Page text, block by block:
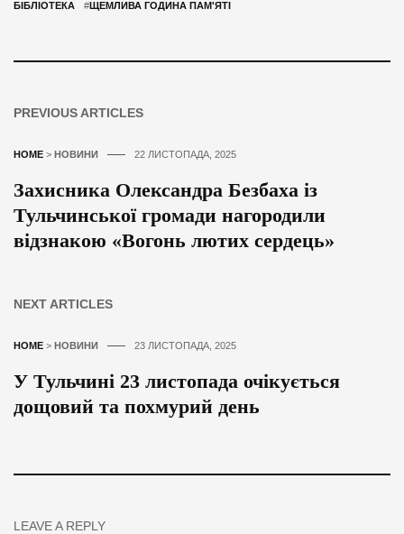
БІБЛІОТЕКА
#ЩЕМЛИВА ГОДИНА ПАМ'ЯТІ
PREVIOUS ARTICLES
HOME > НОВИНИ 22 ЛИСТОПАДА, 2025
Захисника Олександра Безбаха із
Тульчинської громади нагородили
відзнакою «Вогонь лютих сердець»
NEXT ARTICLES
HOME > НОВИНИ 23 ЛИСТОПАДА, 2025
У Тульчині 23 листопада очікується
дощовий та похмурий день
LEAVE A REPLY